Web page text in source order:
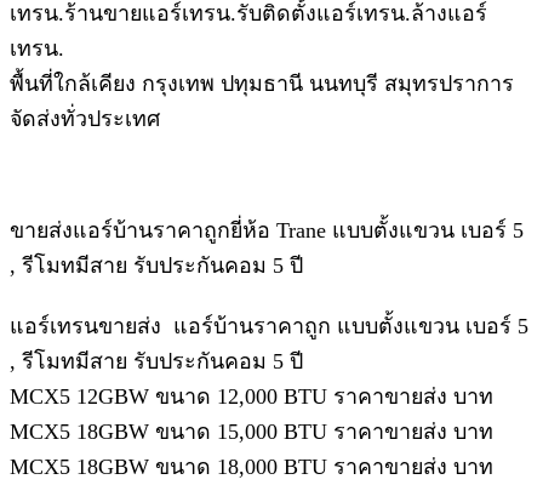
เทรน.ร้านขายแอร์เทรน.รับติดตั้งแอร์เทรน.ล้างแอร์
เทรน.
พื้นที่ใกล้เคียง กรุงเทพ ปทุมธานี นนทบุรี สมุทรปราการ
จัดส่งทั่วประเทศ
ขายส่งแอร์บ้านราคาถูกยี่ห้อ Trane แบบตั้งแขวน เบอร์ 5
, รีโมทมีสาย รับประกันคอม 5 ปี
แอร์เทรนขายส่ง แอร์บ้านราคาถูก แบบตั้งแขวน เบอร์ 5
, รีโมทมีสาย รับประกันคอม 5 ปี
MCX5 12GBW ขนาด 12,000 BTU ราคาขายส่ง บาท
MCX5 18GBW ขนาด 15,000 BTU ราคาขายส่ง บาท
MCX5 18GBW ขนาด 18,000 BTU ราคาขายส่ง บาท